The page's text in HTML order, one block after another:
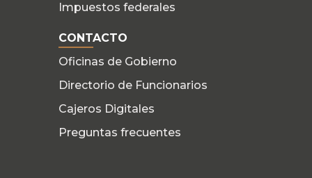
Impuestos federales
CONTACTO
Oficinas de Gobierno
Directorio de Funcionarios
Cajeros Digitales
Preguntas frecuentes